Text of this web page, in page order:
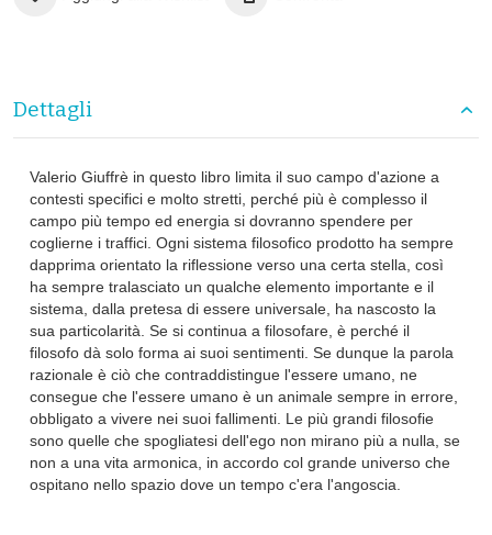
Dettagli
Valerio Giuffrè in questo libro limita il suo campo d'azione a
contesti specifici e molto stretti, perché più è complesso il
campo più tempo ed energia si dovranno spendere per
coglierne i traffici. Ogni sistema filosofico prodotto ha sempre
dapprima orientato la riflessione verso una certa stella, così
ha sempre tralasciato un qualche elemento importante e il
sistema, dalla pretesa di essere universale, ha nascosto la
sua particolarità. Se si continua a filosofare, è perché il
filosofo dà solo forma ai suoi sentimenti. Se dunque la parola
razionale è ciò che contraddistingue l'essere umano, ne
consegue che l'essere umano è un animale sempre in errore,
obbligato a vivere nei suoi fallimenti. Le più grandi filosofie
sono quelle che spogliatesi dell'ego non mirano più a nulla, se
non a una vita armonica, in accordo col grande universo che
ospitano nello spazio dove un tempo c'era l'angoscia.